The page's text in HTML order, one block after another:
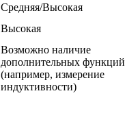
Средняя/Высокая
Высокая
Возможно наличие
дополнительных функций
(например, измерение
индуктивности)